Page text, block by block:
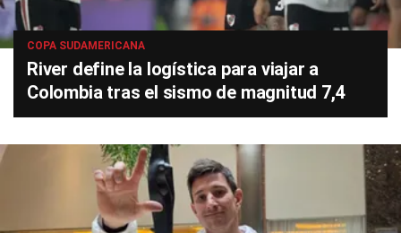
COPA SUDAMERICANA
River define la logística para viajar a
Colombia tras el sismo de magnitud 7,4